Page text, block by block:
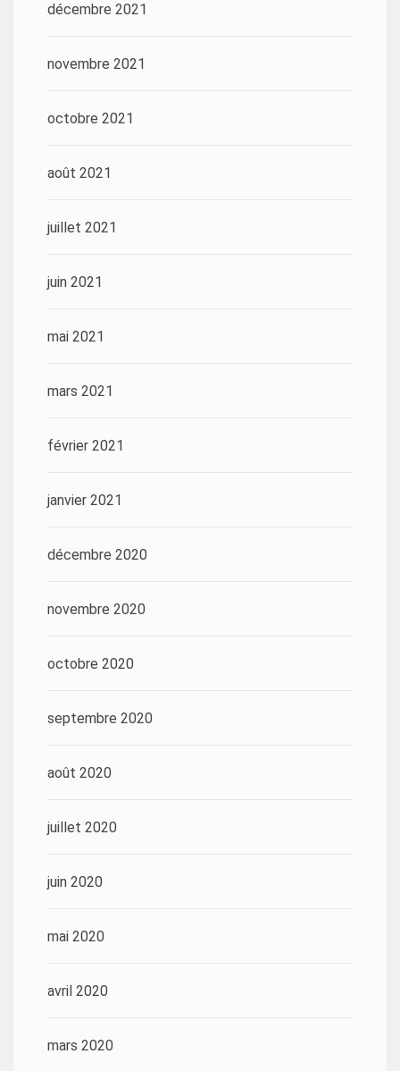
décembre 2021
novembre 2021
octobre 2021
août 2021
juillet 2021
juin 2021
mai 2021
mars 2021
février 2021
janvier 2021
décembre 2020
novembre 2020
octobre 2020
septembre 2020
août 2020
juillet 2020
juin 2020
mai 2020
avril 2020
mars 2020